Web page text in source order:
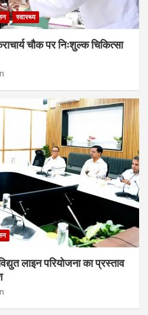
स्वास्थ्य
चौक पर निःशुल्क चिकित्सा
लाइन परियोजना का प्रस्ताव